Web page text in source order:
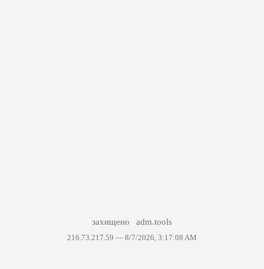
захищено adm.tools
216.73.217.59 — 8/7/2026, 3:17:08 AM